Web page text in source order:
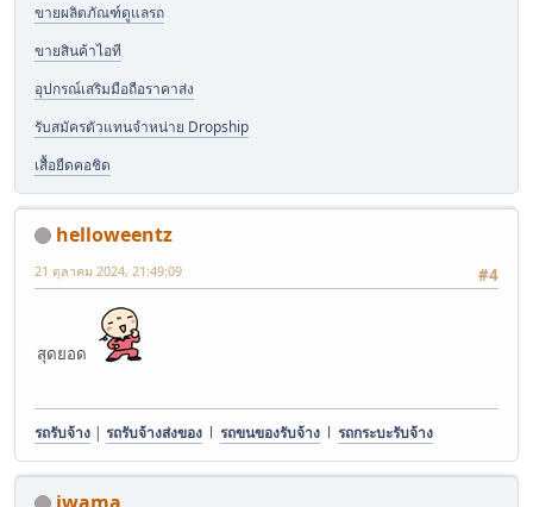
ขายผลิตภัณฑ์ดูแลรถ
ขายสินค้าไอที
อุปกรณ์เสริมมือถือราคาส่ง
รับสมัครตัวแทนจำหน่าย Dropship
เสื้อยืดคอชิด
helloweentz
#4
21 ตุลาคม 2024, 21:49:09
สุดยอด
รถรับจ้าง | รถรับจ้างส่งของ l รถขนของรับจ้าง l รถกระบะรับจ้าง